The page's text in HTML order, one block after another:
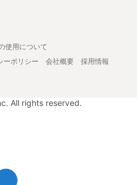
使用について
ーポリシー 会社概要
採用情報
All rights reserved.